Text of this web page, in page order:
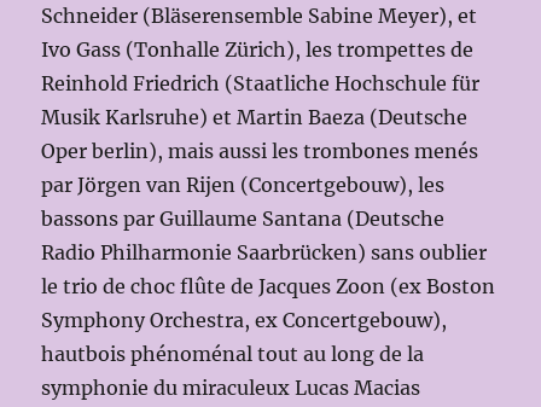
Schneider (Bläserensemble Sabine Meyer), et
Ivo Gass (Tonhalle Zürich), les trompettes de
Reinhold Friedrich (Staatliche Hochschule für
Musik Karlsruhe) et Martin Baeza (Deutsche
Oper berlin), mais aussi les trombones menés
par Jörgen van Rijen (Concertgebouw), les
bassons par Guillaume Santana (Deutsche
Radio Philharmonie Saarbrücken) sans oublier
le trio de choc flûte de Jacques Zoon (ex Boston
Symphony Orchestra, ex Concertgebouw),
hautbois phénoménal tout au long de la
symphonie du miraculeux Lucas Macias